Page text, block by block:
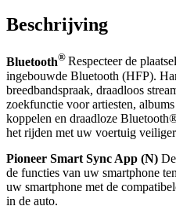
Beschrijving
Bluetooth® Respecteer de
ingebouwde Bluetooth (HFP).
breedbandspraak, draadloos
zoekfunctie voor artiesten,
koppelen en draadloze
het rijden met uw voertuig
Pioneer Smart Sync App (N)
de functies van uw smartphone
uw smartphone met de
in de auto.